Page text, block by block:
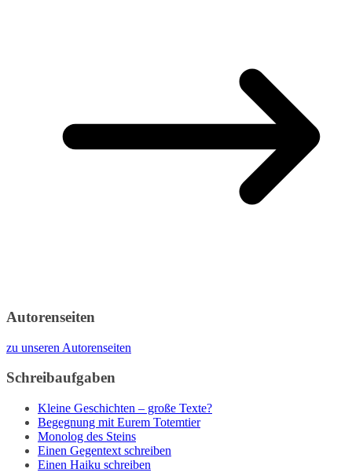
Autorenseiten
zu unseren Autorenseiten
Schreibaufgaben
Kleine Geschichten – große Texte?
Begegnung mit Eurem Totemtier
Monolog des Steins
Einen Gegentext schreiben
Einen Haiku schreiben